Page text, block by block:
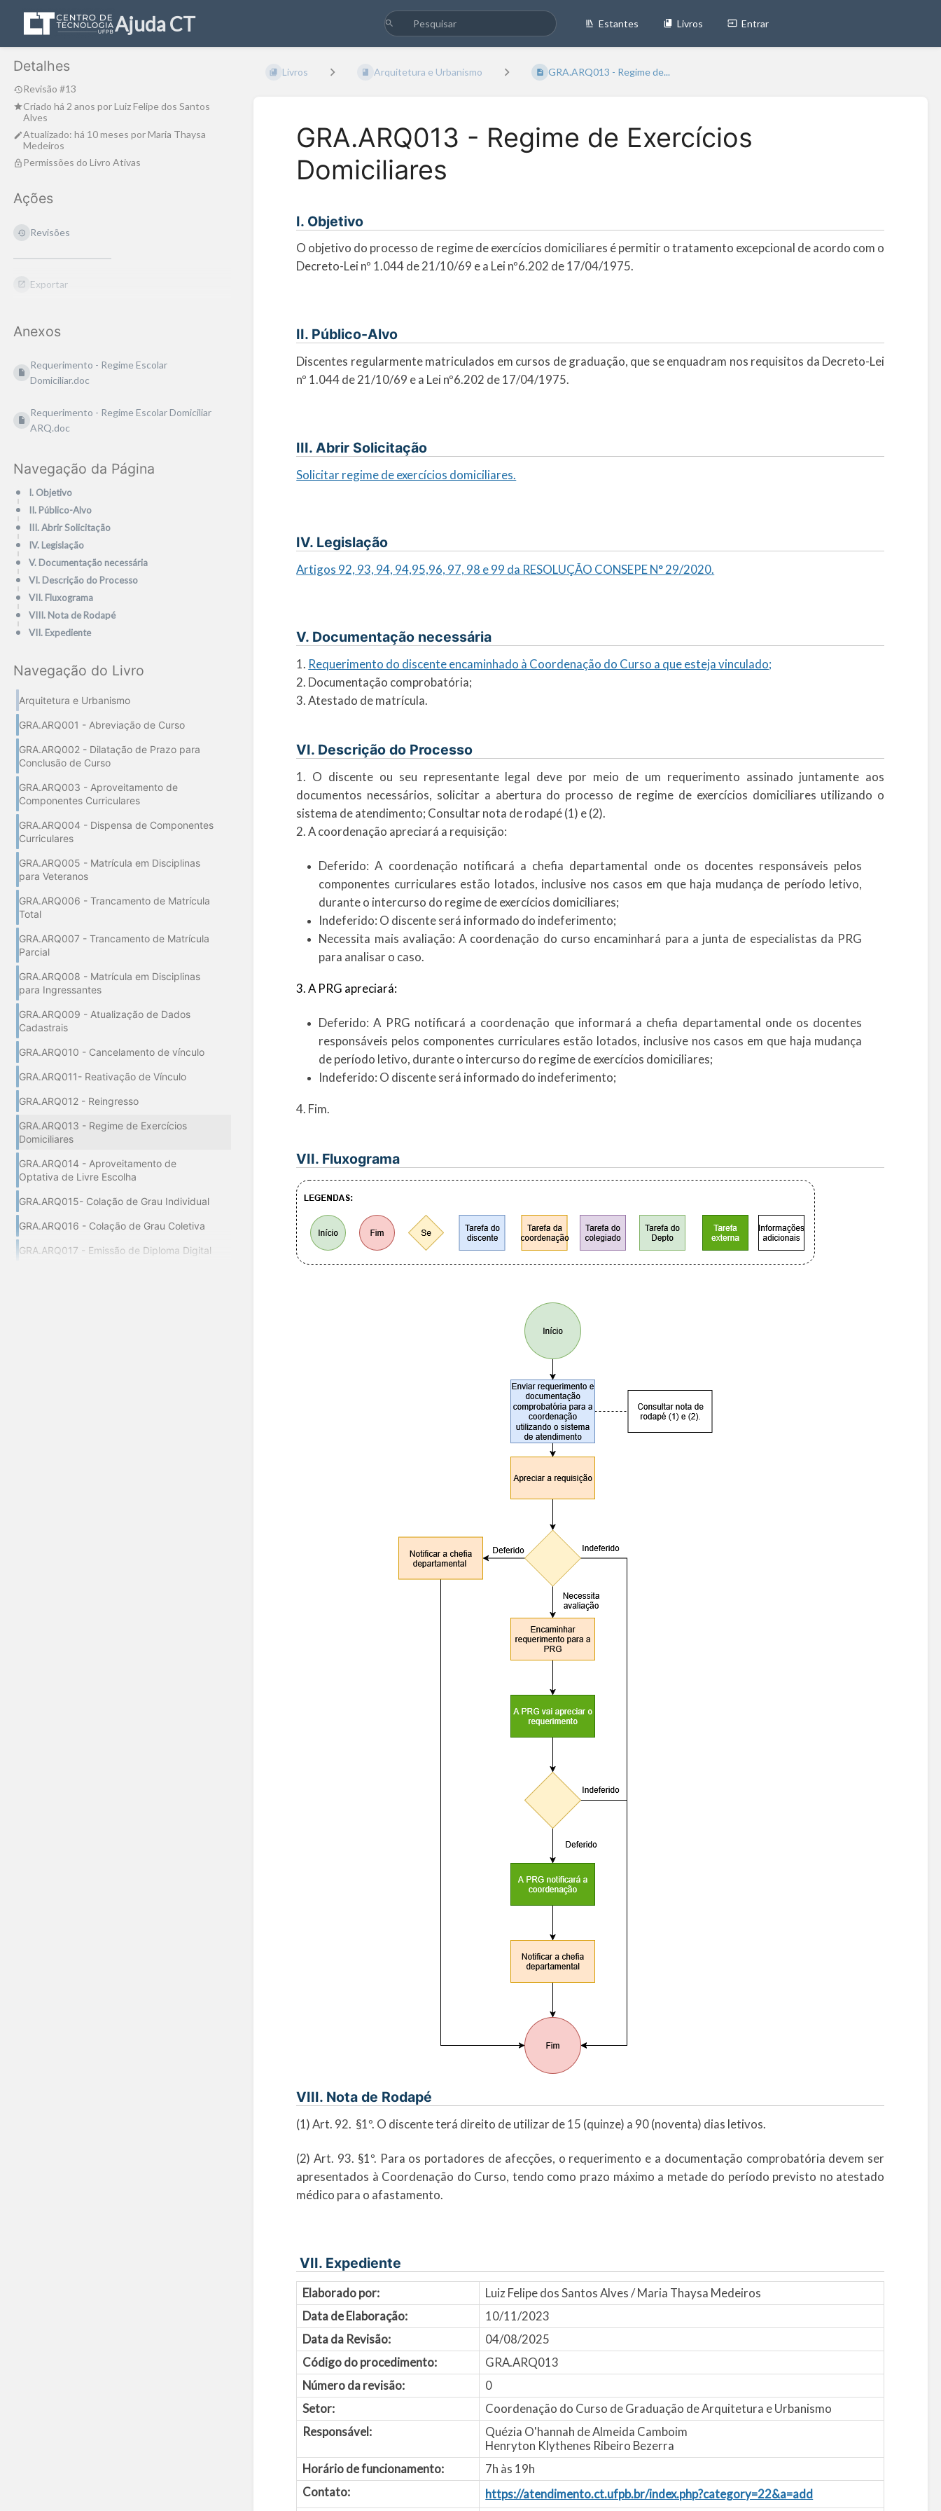
Ajuda CT Estantes Livros Entrar
Detalhes
Revisão #13
Criado há 2 anos porLuiz Felipe dos Santos
Alves
Atualizado: há 10 meses porMaria Thaysa
Medeiros
Permissões do Livro Ativas
Ações
Revisões
Exportar
Anexos
Requerimento - Regime Escolar
Domiciliar.doc
Requerimento - Regime Escolar Domiciliar
ARQ.doc
Navegação da Página
I. Objetivo
II. Público-Alvo
III. Abrir Solicitação
IV. Legislação
V. Documentação necessária
VI. Descrição do Processo
VII. Fluxograma
VIII. Nota de Rodapé
VII. Expediente
Navegação do Livro
Arquitetura e Urbanismo
GRA.ARQ001 - Abreviação de Curso
GRA.ARQ002 - Dilatação de Prazo para
Conclusão de Curso
GRA.ARQ003 - Aproveitamento de
Componentes Curriculares
GRA.ARQ004 - Dispensa de Componentes
Curriculares
GRA.ARQ005 - Matrícula em Disciplinas
para Veteranos
GRA.ARQ006 - Trancamento de Matrícula
Total
GRA.ARQ007 - Trancamento de Matrícula
Parcial
GRA.ARQ008 - Matrícula em Disciplinas
para Ingressantes
GRA.ARQ009 - Atualização de Dados
Cadastrais
GRA.ARQ010 - Cancelamento de vínculo
GRA.ARQ011- Reativação de Vínculo
GRA.ARQ012 - Reingresso
GRA.ARQ013 - Regime de Exercícios
Domiciliares
GRA.ARQ014 - Aproveitamento de
Optativa de Livre Escolha
GRA.ARQ015- Colação de Grau Individual
GRA.ARQ016 - Colação de Grau Coletiva
GRA.ARQ017 - Emissão de Diploma Digital
Livros Arquitetura e Urbanismo GRA.ARQ013 - Regime de...
GRA.ARQ013 - Regime de Exercícios
Domiciliares
I. Objetivo
O objetivo do processo de regime de exercícios domiciliares é permitir o tratamento excepcional de acordo com o
Decreto-Lei nº 1.044 de 21/10/69 e a Lei nº6.202 de 17/04/1975.
II. Público-Alvo
Discentes regularmente matriculados em cursos de graduação, que se enquadram nos requisitos da Decreto-Lei
nº 1.044 de 21/10/69 e a Lei nº6.202 de 17/04/1975.
III. Abrir Solicitação
Solicitar regime de exercícios domiciliares.
IV. Legislação
Artigos 92, 93, 94, 94,95,96, 97, 98 e 99 da RESOLUÇÃO CONSEPE N° 29/2020.
V. Documentação necessária
1. Requerimento do discente encaminhado à Coordenação do Curso a que esteja vinculado;
2. Documentação comprobatória;
3. Atestado de matrícula.
VI. Descrição do Processo
1. O discente ou seu representante legal deve por meio de um requerimento assinado juntamente aos
documentos necessários, solicitar a abertura do processo de regime de exercícios domiciliares utilizando o
sistema de atendimento; Consultar nota de rodapé (1) e (2).
2. A coordenação apreciará a requisição:
Deferido: A coordenação notificará a chefia departamental onde os docentes responsáveis pelos
componentes curriculares estão lotados, inclusive nos casos em que haja mudança de período letivo,
durante o intercurso do regime de exercícios domiciliares;
Indeferido: O discente será informado do indeferimento;
Necessita mais avaliação: A coordenação do curso encaminhará para a junta de especialistas da PRG
para analisar o caso.
3. A PRG apreciará:
Deferido: A PRG notificará a coordenação que informará a chefia departamental onde os docentes
responsáveis pelos componentes curriculares estão lotados, inclusive nos casos em que haja mudança
de período letivo, durante o intercurso do regime de exercícios domiciliares;
Indeferido: O discente será informado do indeferimento;
4. Fim.
VII. Fluxograma
VIII. Nota de Rodapé
(1) Art. 92. §1º. O discente terá direito de utilizar de 15 (quinze) a 90 (noventa) dias letivos.
(2) Art. 93. §1º. Para os portadores de afecções, o requerimento e a documentação comprobatória devem ser
apresentados à Coordenação do Curso, tendo como prazo máximo a metade do período previsto no atestado
médico para o afastamento.
VII. Expediente
Elaborado por:
Luiz Felipe dos Santos Alves / Maria Thaysa Medeiros
Data de Elaboração:
10/11/2023
Data da Revisão:
04/08/2025
Código do procedimento:
GRA.ARQ013
Número da revisão:
0
Setor:
Coordenação do Curso de Graduação de Arquitetura e Urbanismo
Responsável:
Quézia O'hannah de Almeida Camboim
Henryton Klythenes Ribeiro Bezerra
Horário de funcionamento:
7h às 19h
Contato:
https://atendimento.ct.ufpb.br/index.php?category=22&a=add